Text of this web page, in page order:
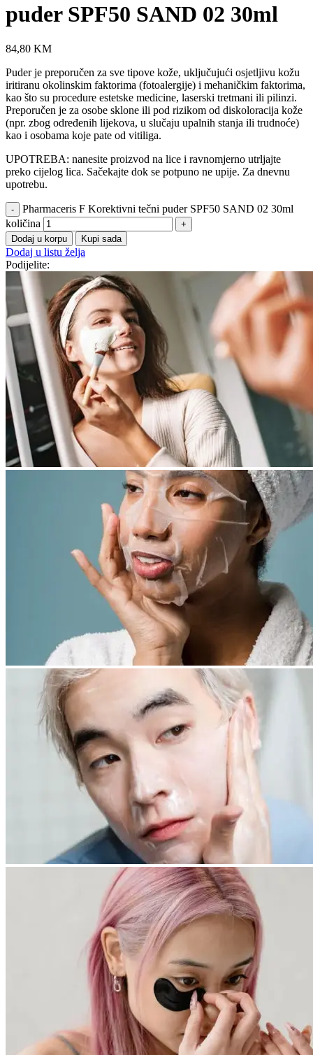
puder SPF50 SAND 02 30ml
84,80 KM
Puder je preporučen za sve tipove kože, uključujući osjetljivu kožu
iritiranu okolinskim faktorima (fotoalergije) i mehaničkim faktorima,
kao što su procedure estetske medicine, laserski tretmani ili pilinzi.
Preporučen je za osobe sklone ili pod rizikom od diskoloracija kože
(npr. zbog određenih lijekova, u slučaju upalnih stanja ili trudnoće)
kao i osobama koje pate od vitiliga.
UPOTREBA: nanesite proizvod na lice i ravnomjerno utrljajte
preko cijelog lica. Sačekajte dok se potpuno ne upije. Za dnevnu
upotrebu.
Pharmaceris F Korektivni tečni puder SPF50 SAND 02 30ml
količina
Dodaj u korpu Kupi sada
Dodaj u listu želja
Podijelite: